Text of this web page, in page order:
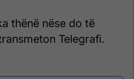
thënë nëse do të
Telegrafi.